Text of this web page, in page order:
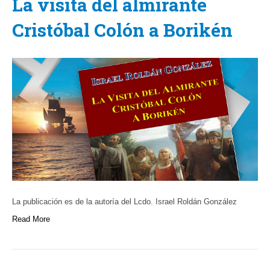
Cristóbal Colón a Borikén
La publicación es de la autoría del Lcdo. Israel Roldán González
Read More